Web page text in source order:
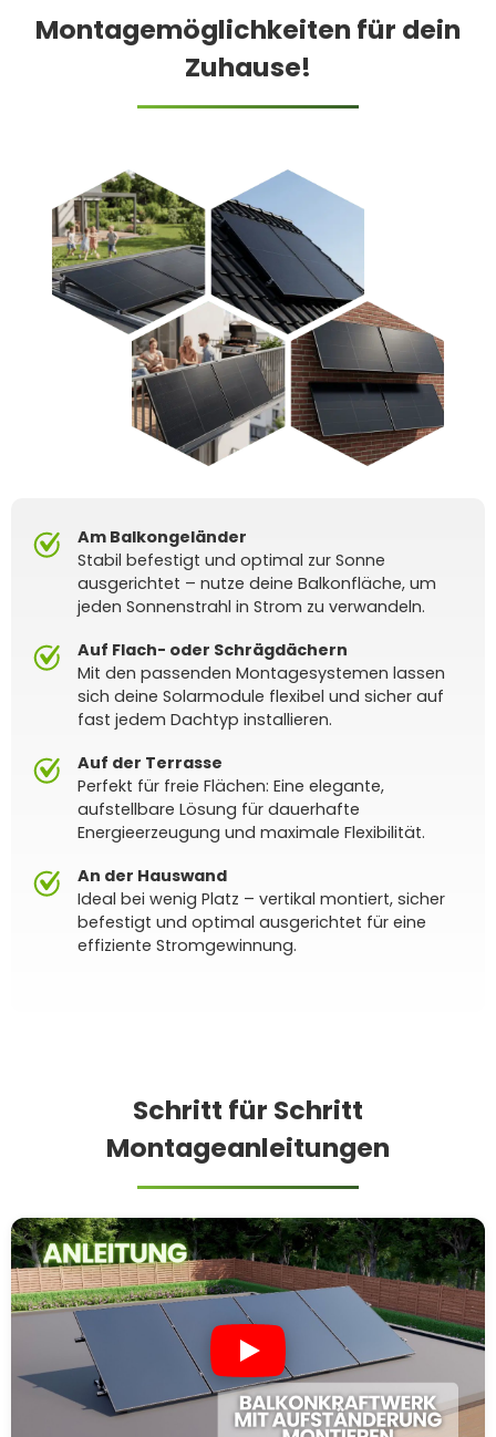
Montagemöglichkeiten für dein
Zuhause!
Am Balkongeländer
Stabil befestigt und optimal zur Sonne
ausgerichtet – nutze deine Balkonfläche, um
jeden Sonnenstrahl in Strom zu verwandeln.
Auf Flach- oder Schrägdächern
Mit den passenden Montagesystemen lassen
sich deine Solarmodule flexibel und sicher auf
fast jedem Dachtyp installieren.
Auf der Terrasse
Perfekt für freie Flächen: Eine elegante,
aufstellbare Lösung für dauerhafte
Energieerzeugung und maximale Flexibilität.
An der Hauswand
Ideal bei wenig Platz – vertikal montiert, sicher
befestigt und optimal ausgerichtet für eine
effiziente Stromgewinnung.
Schritt für Schritt
Montageanleitungen